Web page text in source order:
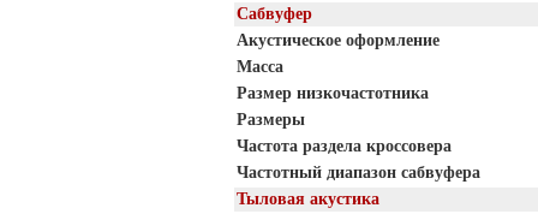
Сабвуфер
Акустическое оформление
Масса
Размер низкочастотника
Размеры
Частота раздела кроссовера
Частотный диапазон сабвуфера
Тыловая акустика